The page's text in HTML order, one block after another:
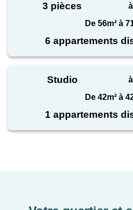
du monde
administrative
classique. La
vigney a
paysages et
A l’époque
médiévale, la
3 pièces
De 56m² à
6 appartements
Studio
De 42m² à
1 appartements